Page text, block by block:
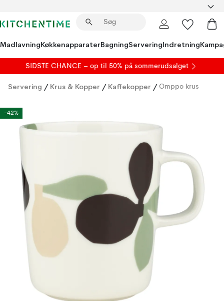
MadlavningKøkkenapparaterBagningServeringIndretning
SIDSTE CHANCE – op til 50% på sommerudsalget
Servering / Krus & Kopper / Kaffekopper / Omppo krus
-42%